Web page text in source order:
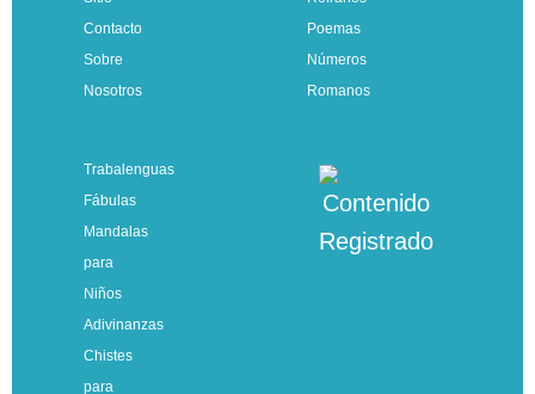
Contacto
Sobre
Nosotros
Poemas
Números
Romanos
Trabalenguas
Fábulas
Mandalas
para
Niños
Adivinanzas
Chistes
para